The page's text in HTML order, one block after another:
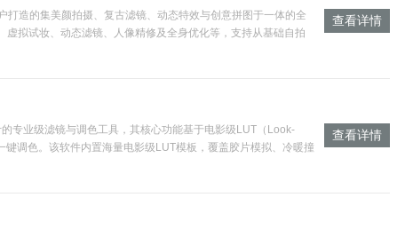
打造的集美颜拍摄、复古滤镜、动态特效与创意拼图于一体的全
拟试妆、动态滤镜、人像精修及全身优化等，支持从基础自拍
查看详情
专业级滤镜与调色工具，其核心功能基于电影级LUT（Look-
调色。该软件内置海量电影级LUT模板，覆盖胶片模拟、冷暖撞
查看详情